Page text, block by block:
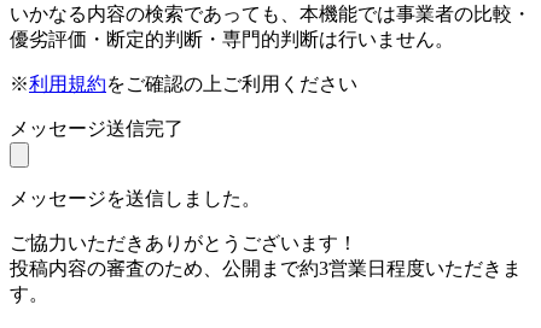
いかなる内容の検索であっても、本機能では事業者の比較・
優劣評価・断定的判断・専門的判断は行いません。
※利用規約をご確認の上ご利用ください
メッセージ送信完了
メッセージを送信しました。
ご協力いただきありがとうございます！
投稿内容の審査のため、公開まで約3営業日程度いただきま
す。